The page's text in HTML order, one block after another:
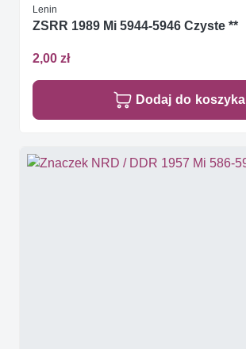
Lenin
ZSRR 1989 Mi 5944-5946 Czyste **
2,00 zł
Dodaj do koszyka